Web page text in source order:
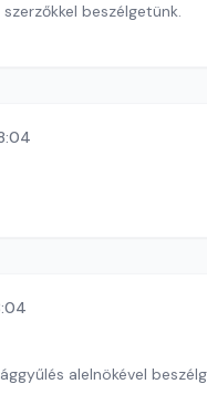
beszélgetünk.
alelnökével